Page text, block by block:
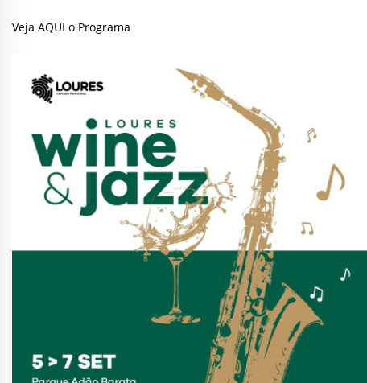
Veja AQUI o Programa